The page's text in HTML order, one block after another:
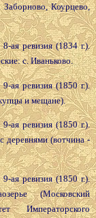
Заборново, Коурцево,
ая ревизия (1834 г.).
с. Иваньково.
ая ревизия (1850 г.).
и мещане).
ая ревизия (1850 г.).
деревнями (вотчина -
ая ревизия (1850 г.).
(Московский
Императорского